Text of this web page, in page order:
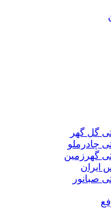
گل گهر
چادرملو
گهرزمین
ایران
صبانور